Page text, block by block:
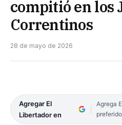
compitió en los
Correntinos
28 de mayo de 2026
Agregar El
Libertador en
Agrega